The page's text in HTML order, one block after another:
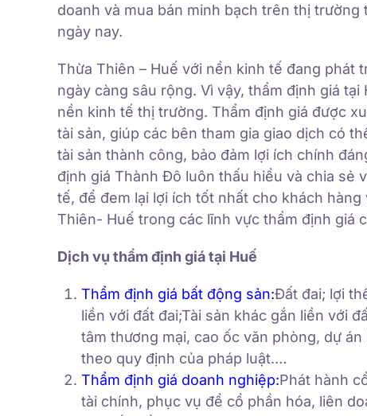
doanh và mua bán minh bạch trên thị
ngày nay.
Thừa Thiên – Huế với nền kinh tế đang
ngày càng sâu rộng. Vì vậy, thẩm định giá
nền kinh tế thị trường. Thẩm định giá được
tài sản, giúp các bên tham gia giao dịch có
tài sản thành công, bảo đảm lợi ích chính
định giá Thành Đô luôn thấu hiểu và chia sẻ
tế, để đem lại lợi ích tốt nhất cho khách
Thiên- Huế trong các lĩnh vực thẩm định giá
Dịch vụ thẩm định giá tại Huế
Thẩm định giá bất động sản:Đất đai; lợi
liền với đất đai;Tài sản khác gắn liền với
tâm thương mại, cao ốc văn phòng, dự
theo quy định của pháp luật.…
Thẩm định giá doanh nghiệp:Phát hành
tài chính, phục vụ để cổ phần hóa, liên